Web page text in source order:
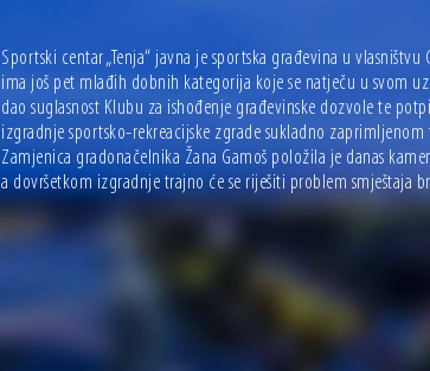
Sportski centar „Tenja“ javna je sportska građevina u
ima još pet mlađih dobnih kategorija koje se natječu u svom
dao suglasnost Klubu za ishođenje građevinske dozvole te
izgradnje sportsko-rekreacijske zgrade sukladno zaprimljenom
Zamjenica gradonačelnika Žana Gamoš položila je danas
a dovršetkom izgradnje trajno će se riješiti problem smještaja